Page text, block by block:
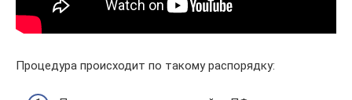
Процедура происходит по такому распорядку: